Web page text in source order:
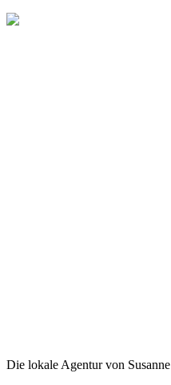
Die lokale Agentur von Susanne